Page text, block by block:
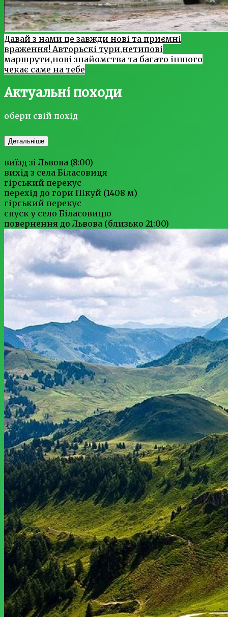
Давай з нами це завжди нові та приємні
враження! Авторьскі тури,нетипові
маршрути,нові знайомства та багато іншого
чекає саме на тебе
Актуальні походи
обери свій похід
Детальніше
виїзд зі Львова (8:00)
вихід з села Біласовиця
гірський перекус
перехід до гори Пікуй (1408 м)
гірський перекус
спуск у село Біласовицю
повернення до Львова (близько 21:00)